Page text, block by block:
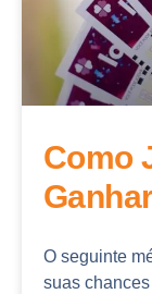
Como
O seguinte
suas